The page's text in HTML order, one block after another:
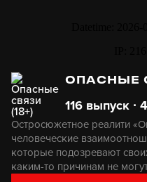
ОПАСНЫЕ
116 выпуск ∙
Остросюжетное реалити
человеческие
которые подозревают
каким-то причинам не